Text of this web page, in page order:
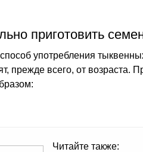
приготовить
употребления
прежде всего, от возраста.
Читайте также: